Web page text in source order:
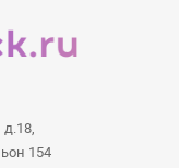
154